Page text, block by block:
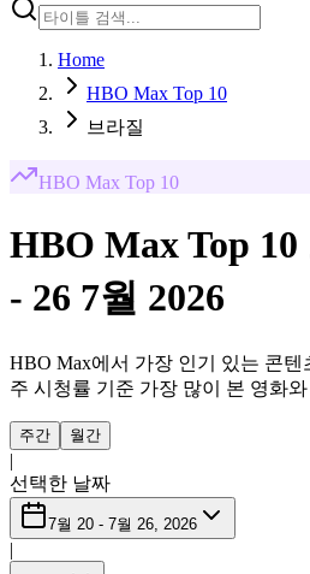
Home
HBO Max Top 10
브라질
HBO Max Top 10
HBO Max Top 10
- 26 7월 2026
HBO Max에서 가장 인기 있는 콘
주 시청률 기준 가장 많이 본 영화
주간 월간
|
선택한 날짜
7월 20 - 7월 26, 2026
|